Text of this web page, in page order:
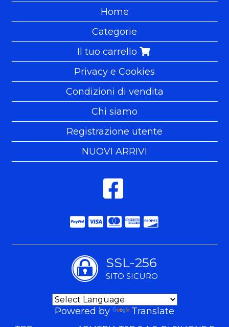
Home
Categorie
Il tuo carrello
Privacy e Cookies
Condizioni di vendita
Chi siamo
Registrazione utente
NUOVI ARRIVI
SSL-256
SITO SICURO
Powered by Translate